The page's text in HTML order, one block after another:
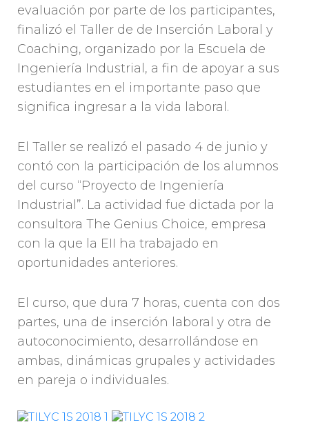
evaluación por parte de los participantes,
finalizó el Taller de de Inserción Laboral y
Coaching, organizado por la Escuela de
Ingeniería Industrial, a fin de apoyar a sus
estudiantes en el importante paso que
significa ingresar a la vida laboral.
El Taller se realizó el pasado 4 de junio y
contó con la participación de los alumnos
del curso “Proyecto de Ingeniería
Industrial”. La actividad fue dictada por la
consultora The Genius Choice, empresa
con la que la EII ha trabajado en
oportunidades anteriores.
El curso, que dura 7 horas, cuenta con dos
partes, una de inserción laboral y otra de
autoconocimiento, desarrollándose en
ambas, dinámicas grupales y actividades
en pareja o individuales.